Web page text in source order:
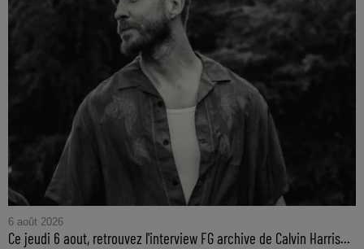
6 août 2026
Ce jeudi 6 aout, retrouvez l'interview FG archive de Calvin Harris...